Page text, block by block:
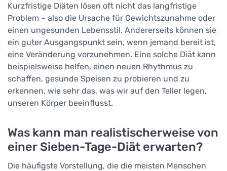
Kurzfristige Diäten lösen oft nicht das langfristige
Problem – also die Ursache für Gewichtszunahme oder
einen ungesunden Lebensstil. Andererseits können sie
ein guter Ausgangspunkt sein, wenn jemand bereit ist,
eine Veränderung vorzunehmen. Eine solche Diät kann
beispielsweise helfen, einen neuen Rhythmus zu
schaffen, gesunde Speisen zu probieren und zu
erkennen, wie sehr das, was wir auf den Teller legen,
unseren Körper beeinflusst.
Was kann man realistischerweise von
einer Sieben-Tage-Diät erwarten?
Die häufigste Vorstellung, die die meisten Menschen